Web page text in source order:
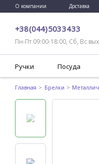
О компании Доставка
+38 (044) 503 34 33
Пн-Пт 09:00-18:00, Сб, Вс
Ручки Посуда
Главная Брелки